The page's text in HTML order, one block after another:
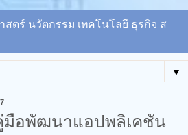
สตร์ นวัตกรรม เทคโนโลยี ธุรกิจ ส
▼
มือพัฒนาแอปพลิเคชัน